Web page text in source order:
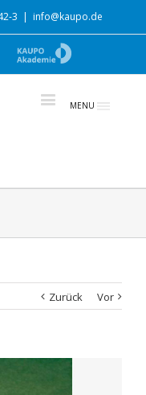
3 | info@kaupo.de
Facebook
zur
Akademie
MENU
Zurück Vor